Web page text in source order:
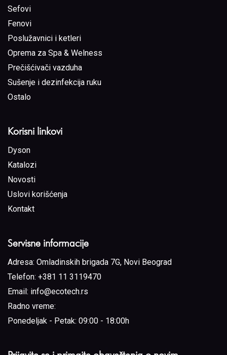
Sefovi
Fenovi
Poslužavnici i ketleri
Oprema za Spa & Welness
Prečišćivači vazduha
Sušenje i dezinfekcija ruku
Ostalo
Korisni linkovi
Dyson
Katalozi
Novosti
Uslovi korišćenja
Kontakt
Servisne informacije
Adresa: Omladinskih brigada 7G, Novi Beograd
Telefon: +381 11 3119470
Email: info@ecotech.rs
Radno vreme:
Ponedeljak - Petak: 09:00 - 18:00h